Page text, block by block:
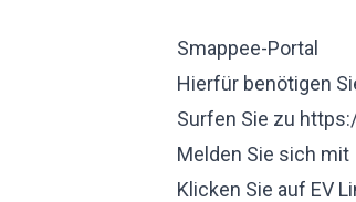
Smappee-Portal
Hierfür benötigen
Surfen Sie zu
Melden Sie sich mit
Klicken Sie auf EV